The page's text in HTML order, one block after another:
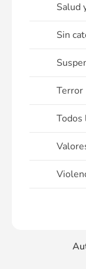
Salud
Sin
Terror
Todos